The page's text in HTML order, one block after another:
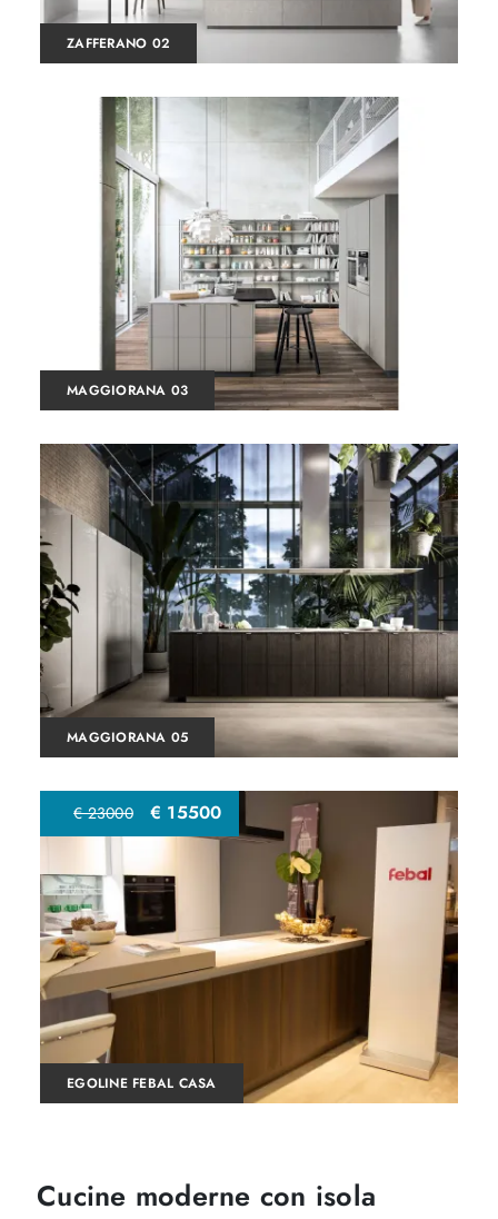
ZAFFERANO 02
MAGGIORANA 03
MAGGIORANA 05
€ 23000 € 15500
EGOLINE FEBAL CASA
Cucine moderne con isola